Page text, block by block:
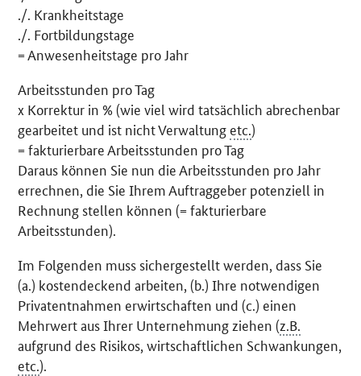
./. Krankheitstage
./. Fortbildungstage
= Anwesenheitstage pro Jahr
Arbeitsstunden pro Tag
x Korrektur in % (wie viel wird tatsächlich abrechenbar
gearbeitet und ist nicht Verwaltung etc.)
= fakturierbare Arbeitsstunden pro Tag
Daraus können Sie nun die Arbeitsstunden pro Jahr
errechnen, die Sie Ihrem Auftraggeber potenziell in
Rechnung stellen können (= fakturierbare
Arbeitsstunden).
Im Folgenden muss sichergestellt werden, dass Sie
(a.) kostendeckend arbeiten, (b.) Ihre notwendigen
Privatentnahmen erwirtschaften und (c.) einen
Mehrwert aus Ihrer Unternehmung ziehen (z.B.
aufgrund des Risikos, wirtschaftlichen Schwankungen,
etc.).